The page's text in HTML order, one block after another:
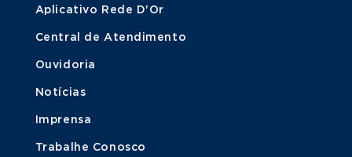
Aplicativo Rede D'Or
Central de Atendimento
Ouvidoria
Notícias
Imprensa
Trabalhe Conosco